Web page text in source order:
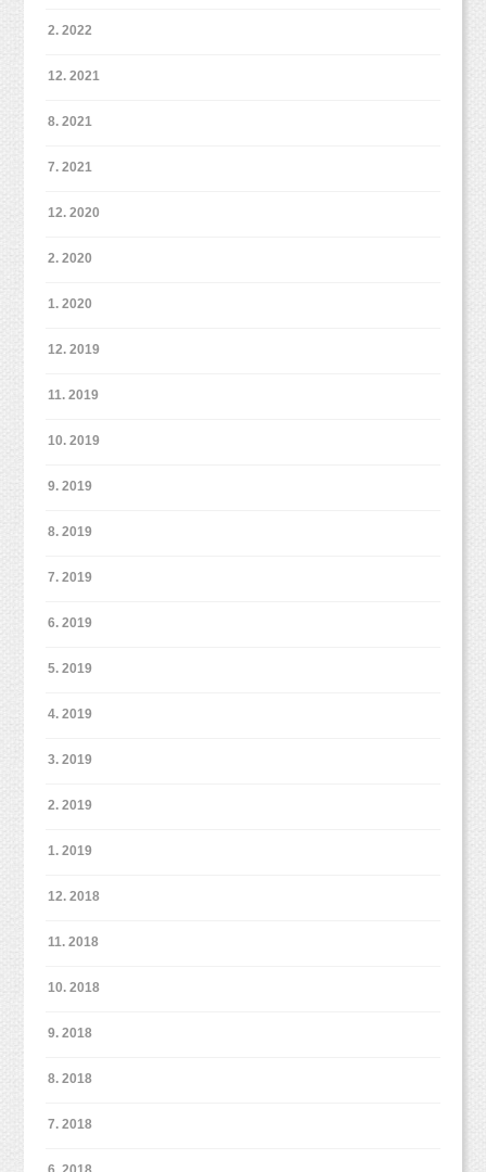
こんな感じで毎回和気あいあいと楽しいレッスンをしています！
初めてご参加の方や、お友達と参加の方、リピートされている
ぜひお気軽にご参加くださいね♡
6月14日（木） 10：30〜
baby/entry-12177741880.html?frm_src=thumb_module
¥5,000（税込）
ベビトレヨガは初開催となります（＾＾＊）
以前ベビマなどにご参加いただいたことのある皆さまも参加して
2. 2022
12. 2021
8. 2021
7. 2021
12. 2020
2. 2020
1. 2020
12. 2019
11. 2019
10. 2019
9. 2019
8. 2019
7. 2019
6. 2019
5. 2019
4. 2019
3. 2019
2. 2019
1. 2019
12. 2018
11. 2018
10. 2018
9. 2018
8. 2018
7. 2018